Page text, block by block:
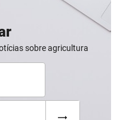
sobre agricultura